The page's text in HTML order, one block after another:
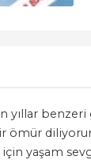
yıllar
ömür
yaşam